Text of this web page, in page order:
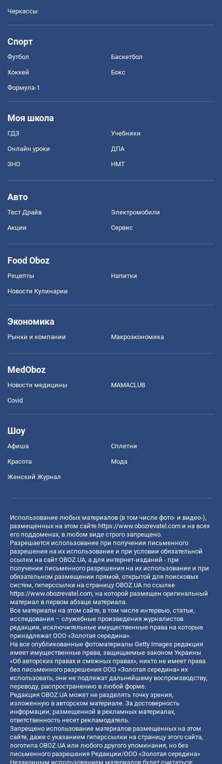
Черкассы
Спорт
Футбол Баскетбол
Хоккей Бокс
Формула-1
Моя школа
ГДЗ Учебники
Онлайн уроки ДПА
ЗНО НМТ
Авто
Тест Драйв Электромобили
Акции Сервис
Food Oboz
Рецепты Напитки
Новости Кулинарии
Экономика
Рынки и компании Mакроэкономика
MedOboz
Новости медицины MAMACLUB
Covid
Шоу
Афиша Сплетни
Красота Мода
Женский Журнал
Использование любых материалов (в том числе фото- и видео-),
размещенных на этом сайте https://www.obozrevatel.com и на всех
его поддоменах, в любом виде строго запрещено.
Разрешается использование при получении письменного
разрешения на их использование и при условии обязательной
ссылки на сайт OBOZ.UA, а для интернет-изданий - при
получении письменного разрешения на их использование и при
обязательном размещении прямой, открытой для поисковых
систем, гиперссылки на страницу OBOZ.UA по ссылке
https://www.obozrevatel.com, на которой размещен оригинальный
материал в первом абзаце материала.
Все материалы на этом сайте, в том числе интервью, статьи,
исследования – служебные произведения журналистов
редакции, исключительные имущественные права на которые
принадлежат ООО «Золотая середина».
На все опубликованные фотоматериалы Getty Images редакция
имеет имущественные права, защищаемые законом Украины
«Об авторских правах и смежных правах», никто не имеет права
без письменного разрешения ООО «Золотая середина» их
использовать, они не подлежат дальнейшему воспроизводству,
переводу, распространению в любой форме.
Редакция OBOZ.UA может не разделять точку зрения,
изложенную в авторском материале. За достоверность
информации, размещенной в рекламных материалах,
ответственность несет рекламодатель.
Запрещено использование материалов размещенных на этом
сайте, даже с указанием гиперссылки на страницу этого сайта,
логотипа OBOZ.UA или любого другого упоминания, но без
письменного разрешения Редакции/ООО «Золотая середина»
Незаконным использованием материалов будет считаться: